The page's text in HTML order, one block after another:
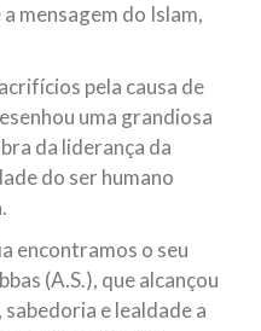
mensagem do Islam,
pela causa de
uma grandiosa
da liderança da
do ser humano
encontramos o seu
(A.S.), que alcançou
e lealdade a